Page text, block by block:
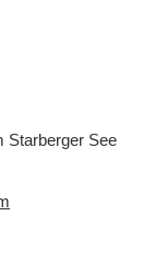
Starberger See